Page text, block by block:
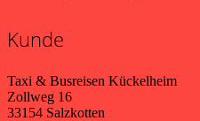
Kunde
Taxi & Busreisen Kückelheim
Zollweg 16
33154 Salzkotten